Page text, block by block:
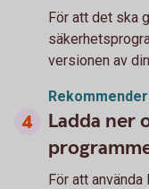
För att det ska
versionen av
Ladda ner
För att